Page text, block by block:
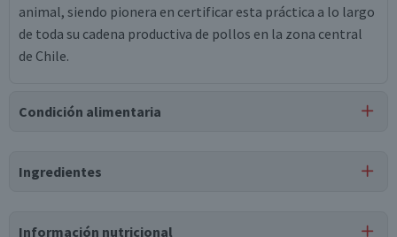
animal, siendo pionera en certificar esta práctica a lo largo
de toda su cadena productiva de pollos en la zona central
de Chile.
Condición alimentaria
Ingredientes
Información nutricional